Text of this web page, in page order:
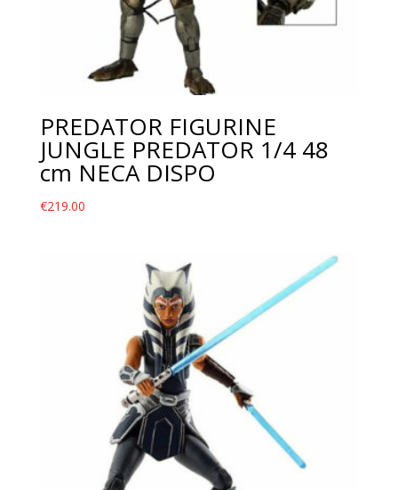
PREDATOR FIGURINE
JUNGLE PREDATOR 1/4 48
cm NECA DISPO
€219.00